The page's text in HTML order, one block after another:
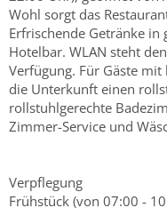
Wohl sorgt das
Erfrischende Getränke in
Hotelbar. WLAN steht
Verfügung. Für Gäste
die Unterkunft einen
rollstuhlgerechte
Zimmer-Service und
Verpflegung
Frühstück (von 07:00 -